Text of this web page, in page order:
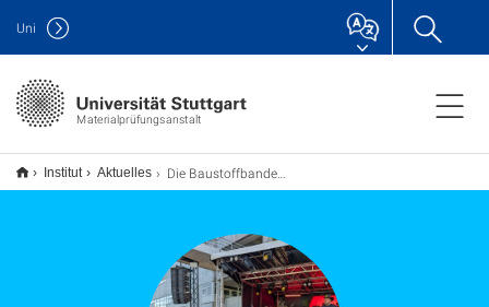
Materialprüfungsanstalt
Uni
Institut Aktuelles Die Baustoffbande gewinnt die Bauigelolympiade